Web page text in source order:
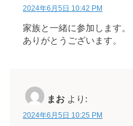
2024年6月5日 10:42 PM
家族と一緒に参加します。
ありがとうございます。
まお より:
2024年6月5日 10:25 PM